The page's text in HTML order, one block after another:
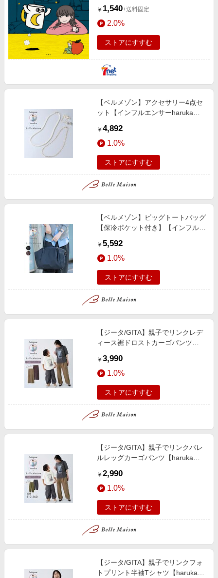
￥ 1,540+送料固定
2.0%
ストアにすすむ
【ベルメゾン】アクセサリー4点セ
ット【インフルエンサーharukaコ
￥ 4,892
1.0%
ストアにすすむ
【ベルメゾン】ビッグトートバッグ
【保冷ポケット付き】【インフルエ
￥ 5,592
1.0%
ストアにすすむ
【ジータ/GITA】親子でリンクレデ
ィース裾ドロストカーゴパンツ
￥ 3,990
1.0%
ストアにすすむ
【ジータ/GITA】親子でリンクバレ
ルレッグカーゴパンツ【harukaコ
￥ 2,990
1.0%
ストアにすすむ
【ジータ/GITA】親子でリンクフォ
トプリント半袖Tシャツ【harukaコ